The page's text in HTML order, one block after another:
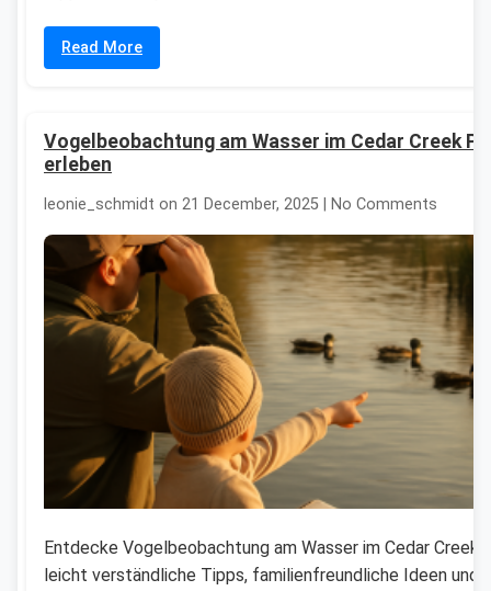
Read More
Vogelbeobachtung am Wasser im Cedar Creek
erleben
leonie_schmidt on 21 December, 2025 | No Comments
Entdecke Vogelbeobachtung am Wasser im Cedar Creek
leicht verständliche Tipps, familienfreundliche Ideen und